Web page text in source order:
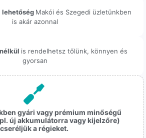
lehetőség Makói és Szegedi üzletünkben
is akár azonnal
is rendelhetsz tőlünk, könnyen és
gyorsan
gyári vagy prémium minőségű
új akkumulátorra vagy kijelzőre)
cseréljük a régieket.